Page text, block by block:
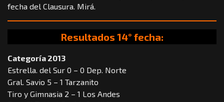
fecha del Clausura. Mirá.
Resultados 14° fecha:
Categoría 2013
Estrella. del Sur 0 – 0 Dep. Norte
Gral. Savio 5 – 1 Tarzanito
Tiro y Gimnasia 2 – 1 Los Andes